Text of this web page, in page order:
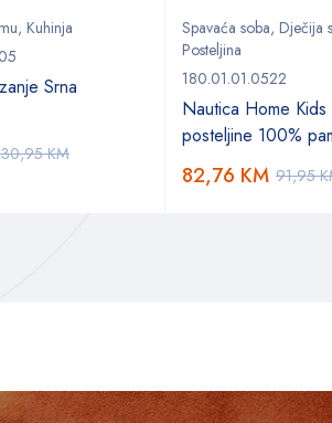
, Kuhinja
Srna
30,95KM
Spavaća soba, Dječija
Posteljina
180.01.01.0522
Nautica Home
posteljine 100%
91,95
82,76 KM